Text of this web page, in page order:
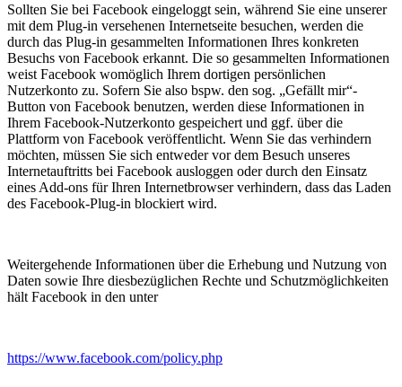
Sollten Sie bei Facebook eingeloggt sein, während Sie eine unserer
mit dem Plug-in versehenen Internetseite besuchen, werden die
durch das Plug-in gesammelten Informationen Ihres konkreten
Besuchs von Facebook erkannt. Die so gesammelten Informationen
weist Facebook womöglich Ihrem dortigen persönlichen
Nutzerkonto zu. Sofern Sie also bspw. den sog. „Gefällt mir“-
Button von Facebook benutzen, werden diese Informationen in
Ihrem Facebook-Nutzerkonto gespeichert und ggf. über die
Plattform von Facebook veröffentlicht. Wenn Sie das verhindern
möchten, müssen Sie sich entweder vor dem Besuch unseres
Internetauftritts bei Facebook ausloggen oder durch den Einsatz
eines Add-ons für Ihren Internetbrowser verhindern, dass das Laden
des Facebook-Plug-in blockiert wird.
Weitergehende Informationen über die Erhebung und Nutzung von
Daten sowie Ihre diesbezüglichen Rechte und Schutzmöglichkeiten
hält Facebook in den unter
https://www.facebook.com/policy.php